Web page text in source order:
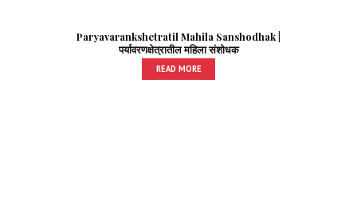
Paryavarankshetratil Mahila Sanshodhak |
पर्यावरणक्षेत्रातील महिला संशोधक
READ MORE